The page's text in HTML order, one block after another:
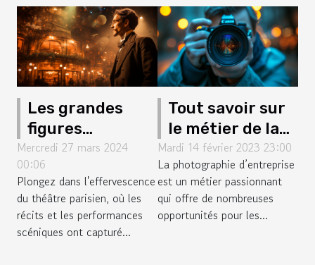
Les grandes
figures
historiques du
théâtre parisien
Mercredi 27 mars 2024
00:06
Plongez dans l'effervescence
du théâtre parisien, où les
récits et les performances
scéniques ont capturé...
Tout savoir sur
le métier de la
photographie
Mardi 14 février 2023 23:00
La photographie d’entreprise
est un métier passionnant
qui offre de nombreuses
opportunités pour les...